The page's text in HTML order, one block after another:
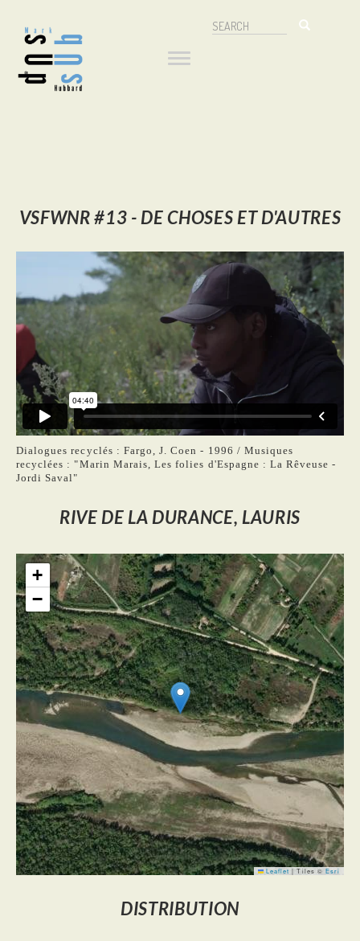
contenu
principal
Search
Navigation
principale
VSFWNR #13 - DE CHOSES ET D'AUTRES
Dialogues recyclés : Fargo, J. Coen - 1996 / Musiques
recyclées : "Marin Marais, Les folies d'Espagne : La Rêveuse -
Jordi Saval"
RIVE DE LA DURANCE, LAURIS
+
−
Leaflet | Tiles © Esri
DISTRIBUTION